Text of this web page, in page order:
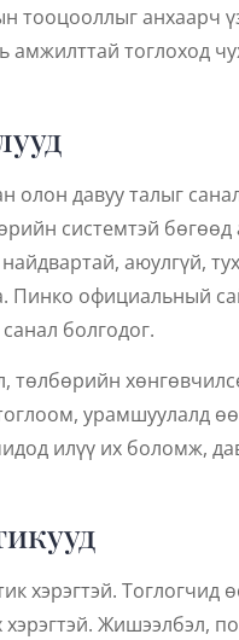
тооцооллыг анхаарч
тоглоход
давуу талыг
системтэй
аюулгүй,
Пинко официальный
болгодог.
урамшуулалд
илүү их боломж,
хэрэгтэй. Тоглогчид
Жишээлбэл,